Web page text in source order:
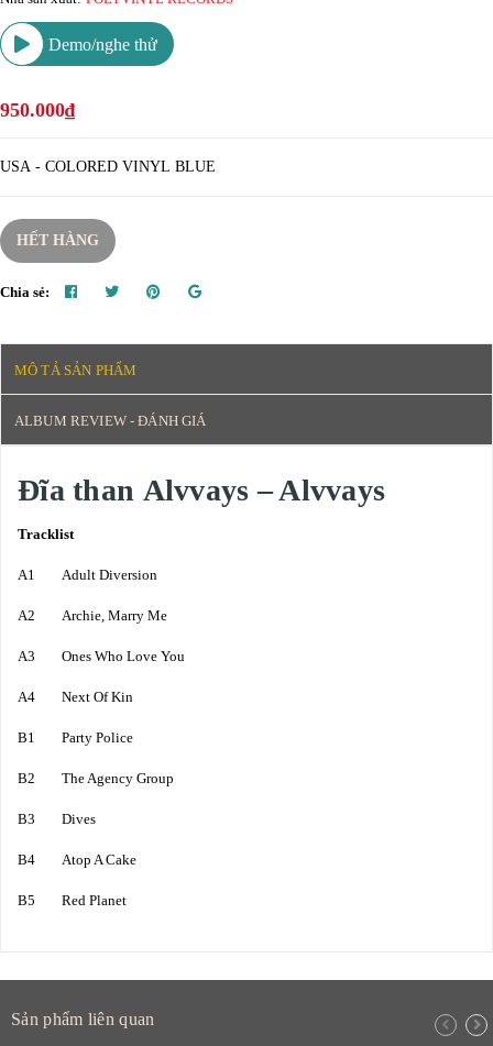
Demo/nghe thử
950.000₫
USA - COLORED VINYL BLUE
HẾT HÀNG
Chia sẻ:
MÔ TẢ SẢN PHẨM
ALBUM REVIEW - ĐÁNH GIÁ
Đĩa than Alvvays – Alvvays
Tracklist
A1 Adult Diversion
A2 Archie, Marry Me
A3 Ones Who Love You
A4 Next Of Kin
B1 Party Police
B2 The Agency Group
B3 Dives
B4 Atop A Cake
B5 Red Planet
Sản phẩm liên quan